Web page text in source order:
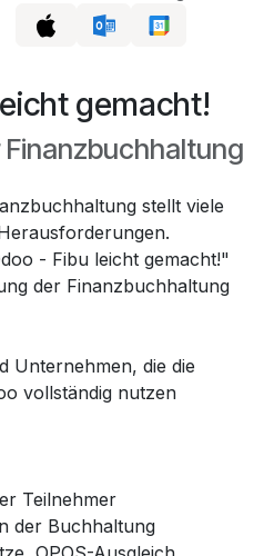
gemacht!
stellt viele
- Fibu leicht gemacht!"
der Finanzbuchhaltung
Unternehmen, die die
vollständig nutzen
Teilnehmer
der Buchhaltung